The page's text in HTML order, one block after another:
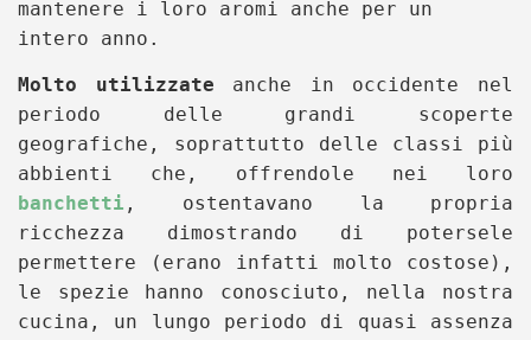
mantenere i loro aromi anche per un
intero anno.
Molto utilizzate anche in occidente nel
periodo delle grandi scoperte
geografiche, soprattutto delle classi più
abbienti che, offrendole nei loro
banchetti , ostentavano la propria
ricchezza dimostrando di potersele
permettere (erano infatti molto costose),
le spezie hanno conosciuto, nella nostra
cucina, un lungo periodo di quasi assenza